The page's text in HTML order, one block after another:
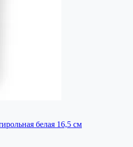
белая 16,5 см